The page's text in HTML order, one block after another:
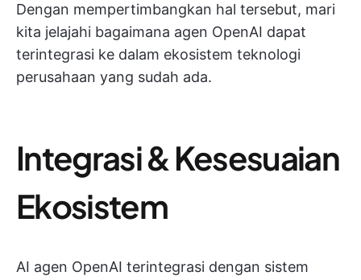
Dengan mempertimbangkan hal tersebut, mari
kita jelajahi bagaimana agen OpenAI dapat
terintegrasi ke dalam ekosistem teknologi
perusahaan yang sudah ada.
Integrasi & Kesesuaian
Ekosistem
AI agen OpenAI terintegrasi dengan sistem